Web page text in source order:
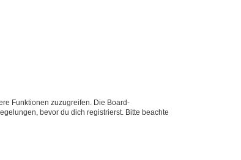
Funktionen zuzugreifen. Die Board-
bevor du dich registrierst. Bitte beachte